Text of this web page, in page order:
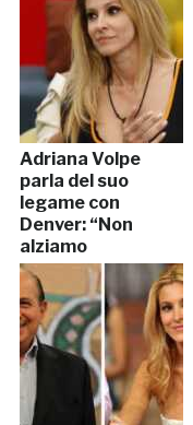
Adriana Volpe
parla del suo
legame con
Denver: “Non
alziamo
polveroni…”